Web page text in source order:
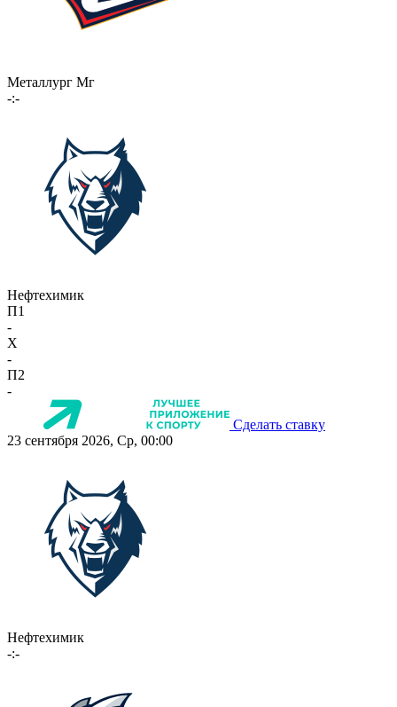
Металлург Мг
-:-
Нефтехимик
П1
-
X
-
П2
-
Сделать ставку
23 сентября 2026, Ср, 00:00
Нефтехимик
-:-